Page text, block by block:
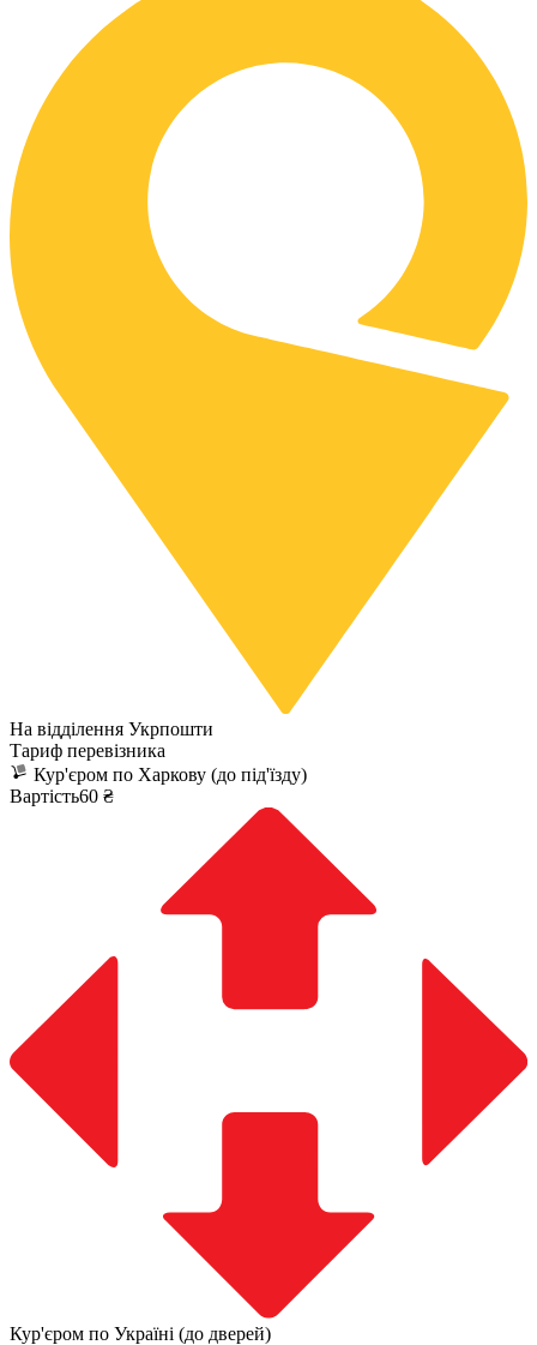
На відділення Укрпошти
Тариф перевізника
Кур'єром по Харкову (до під'їзду)
Вартість60 ₴
Кур'єром по Україні (до дверей)